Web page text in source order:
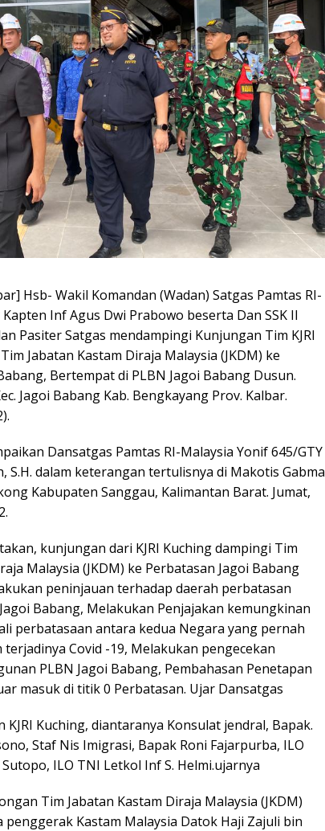
Hsb- Wakil Komandan (Wadan) Satgas Pamtas RI-
Inf Agus Dwi Prabowo beserta Dan SSK II
Pasiter Satgas mendampingi Kunjungan Tim KJRI
Jabatan Kastam Diraja Malaysia (JKDM) ke
Bertempat di PLBN Jagoi Babang Dusun.
Jagoi Babang Kab. Bengkayang Prov. Kalbar.
Dansatgas Pamtas RI-Malaysia Yonif 645/GTY
S.H. dalam keterangan tertulisnya di Makotis Gabma
Kabupaten Sanggau, Kalimantan Barat. Jumat,
kunjungan dari KJRI Kuching dampingi Tim
Malaysia (JKDM) ke Perbatasan Jagoi Babang
peninjauan terhadap daerah perbatasan
Babang, Melakukan Penjajakan kemungkinan
perbatasaan antara kedua Negara yang pernah
Covid -19, Melakukan pengecekan
PLBN Jagoi Babang, Pembahasan Penetapan
masuk di titik 0 Perbatasan. Ujar Dansatgas
KJRI Kuching, diantaranya Konsulat jendral, Bapak.
Staf Nis Imigrasi, Bapak Roni Fajarpurba, ILO
ILO TNI Letkol Inf S. Helmi.ujarnya
Tim Jabatan Kastam Diraja Malaysia (JKDM)
penggerak Kastam Malaysia Datok Haji Zajuli bin